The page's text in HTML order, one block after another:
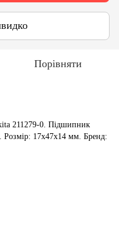
Порівняти
211279-0. Підшипник
Розмір: 17x47x14 мм. Бренд: